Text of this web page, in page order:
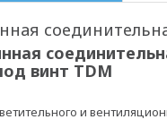
винт TDM
и